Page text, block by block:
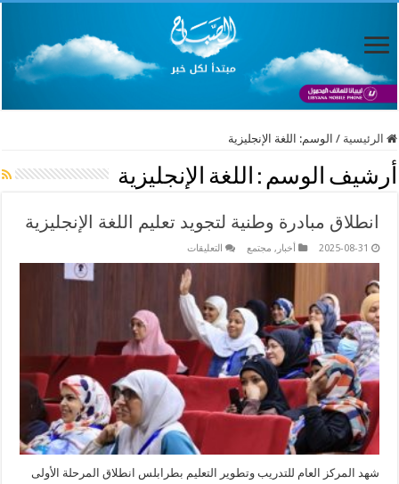
الرئيسية / الوسم: اللغة الإنجليزية
أرشيف الوسم : اللغة الإنجليزية
انطلاق مبادرة وطنية لتجويد تعليم اللغة الإنجليزية
2025-08-31 أخبار , مجتمع التعليقات
مبادرة
وطنية
لتجويد
تعليم
اللغة
الإنجليزية
مغلقة
شهد المركز العام للتدريب وتطوير التعليم بطرابلس انطلاق المرحلة الأولى